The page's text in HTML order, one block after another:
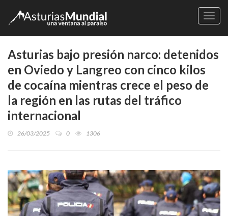
Asturias bajo presión narco: detenidos
en Oviedo y Langreo con cinco kilos
de cocaína mientras crece el peso de
la región en las rutas del tráfico
internacional
26/03/2025 0 1306